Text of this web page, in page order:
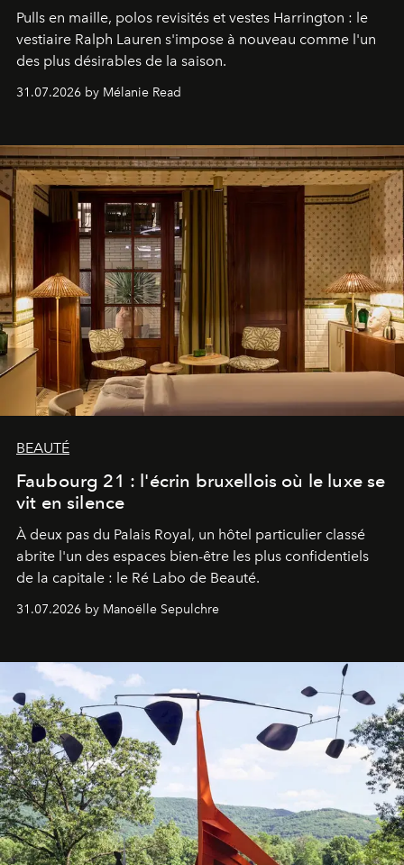
Pulls en maille, polos revisités et vestes Harrington : le
vestiaire Ralph Lauren s'impose à nouveau comme l'un
des plus désirables de la saison.
31.07.2026 by Mélanie Read
BEAUTÉ
Faubourg 21 : l'écrin bruxellois où le luxe se
vit en silence
À deux pas du Palais Royal, un hôtel particulier classé
abrite l'un des espaces bien-être les plus confidentiels
de la capitale : le Ré Labo de Beauté.
31.07.2026 by Manoëlle Sepulchre